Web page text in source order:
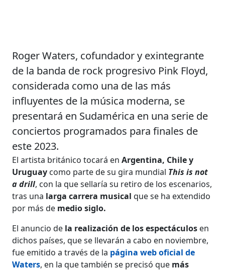
Roger Waters, cofundador y exintegrante
de la banda de rock progresivo Pink Floyd,
considerada como una de las más
influyentes de la música moderna, se
presentará en Sudamérica en una serie de
conciertos programados para finales de
este 2023.
El artista británico tocará enArgentina, Chile y
Uruguay como parte de su gira mundial This is not
a drill, con la que sellaría su retiro de los escenarios,
tras una larga carrera musicalque se ha extendido
por más de medio siglo.
El anuncio de la realización de los espectáculos en
dichos países, que se llevarán a cabo en noviembre,
fue emitido a través de la página web oficial de
Waters, en la que también se precisó que más